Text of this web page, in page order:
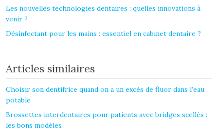
Les nouvelles technologies dentaires : quelles innovations à
venir ?
Désinfectant pour les mains : essentiel en cabinet dentaire ?
Articles similaires
Choisir son dentifrice quand on a un excès de fluor dans l’eau
potable
Brossettes interdentaires pour patients avec bridges scellés :
les bons modèles